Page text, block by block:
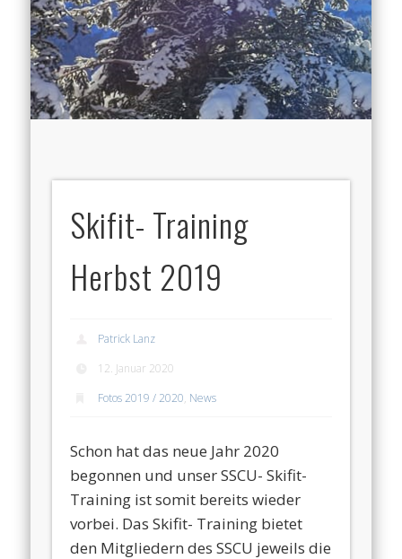
Skifit- Training
Herbst 2019
Patrick Lanz
12. Januar 2020
Fotos 2019 / 2020, News
Schon hat das neue Jahr 2020
begonnen und unser SSCU- Skifit-
Training ist somit bereits wieder
vorbei. Das Skifit- Training bietet
den Mitgliedern des SSCU jeweils die